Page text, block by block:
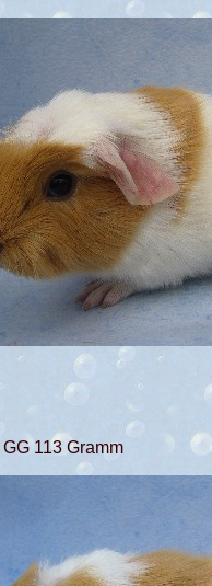
113 Gramm